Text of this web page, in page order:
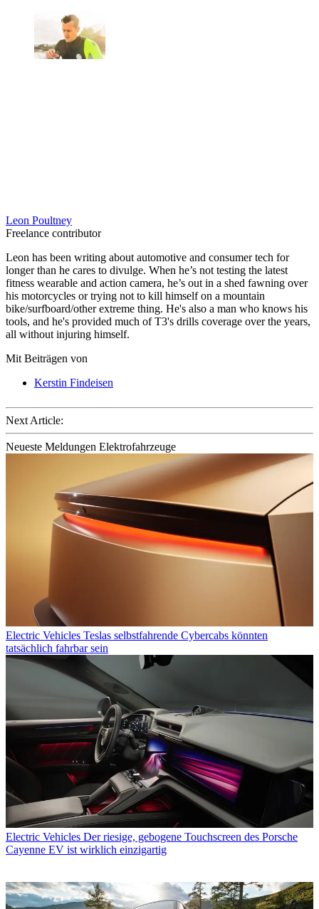
Leon Poultney
Freelance contributor
Leon has been writing about automotive and consumer tech for
longer than he cares to divulge. When he’s not testing the latest
fitness wearable and action camera, he’s out in a shed fawning over
his motorcycles or trying not to kill himself on a mountain
bike/surfboard/other extreme thing. He's also a man who knows his
tools, and he's provided much of T3's drills coverage over the years,
all without injuring himself.
Mit Beiträgen von
Kerstin Findeisen
Next Article:
Neueste Meldungen Elektrofahrzeuge
Electric Vehicles Teslas selbstfahrende Cybercabs könnten
tatsächlich fahrbar sein
Electric Vehicles Der riesige, gebogene Touchscreen des Porsche
Cayenne EV ist wirklich einzigartig